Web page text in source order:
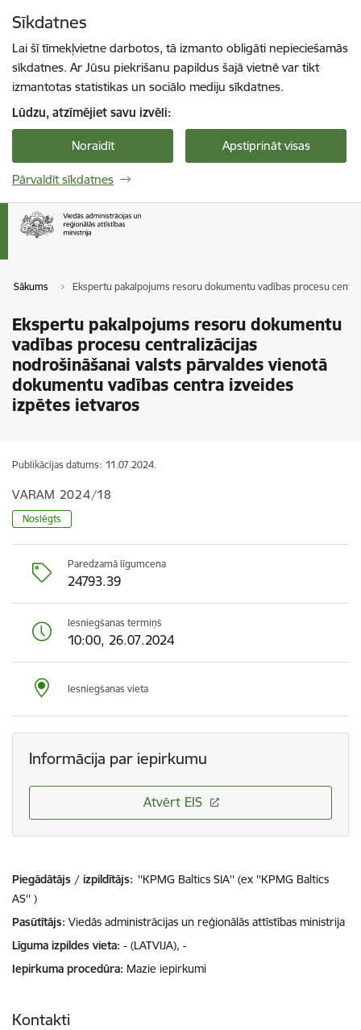
Sīkdatnes
Lai šī tīmekļvietne darbotos, tā izmanto obligāti nepieciešamās
sīkdatnes. Ar Jūsu piekrišanu papildus šajā vietnē var tikt
izmantotas statistikas un sociālo mediju sīkdatnes.
Lūdzu, atzīmējiet savu izvēli:
Noraidīt Apstiprināt visas
Pārvaldīt sīkdatnes
Sākums Ekspertu pakalpojums resoru dokumentu vadības procesu
Ekspertu pakalpojums resoru dokumentu
vadības procesu centralizācijas
nodrošināšanai valsts pārvaldes vienotā
dokumentu vadības centra izveides
izpētes ietvaros
Publikācijas datums: 11.07.2024.
VARAM 2024/18
Noslēgts
Paredzamā līgumcena
24793.39
Iesniegšanas termiņš
10:00, 26.07.2024
Iesniegšanas vieta
Informācija par iepirkumu
Atvērt EIS
Piegādātājs / izpildītājs: ''KPMG Baltics SIA'' (ex ''KPMG Baltics
AS'' )
Pasūtītājs Viedās administrācijas un reģionālās attīstības ministrija
Līguma izpildes vieta - (LATVIJA), -
Iepirkuma procedūra Mazie iepirkumi
Kontakti